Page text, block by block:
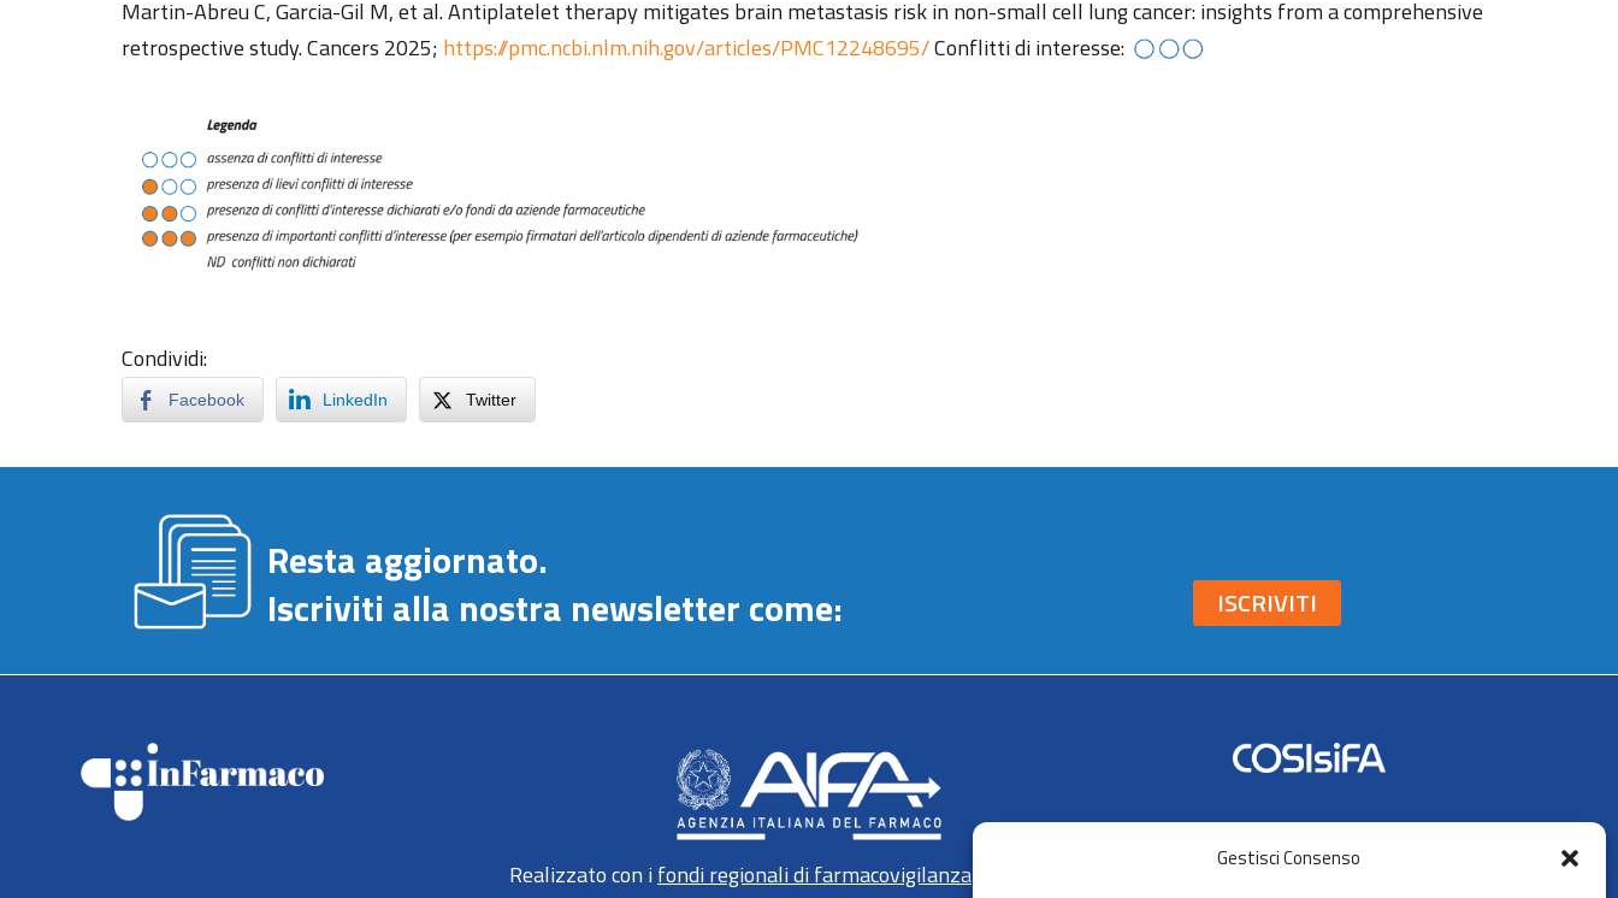
Gestisci Consenso
Martin-Abreu C, Garcia-Gil M, et al. Antiplatelet therapy mitigates brain metastasis risk in non-small cell lung cancer: insights from a comprehensive
retrospective study. Cancers 2025; https://pmc.ncbi.nlm.nih.gov/articles/PMC12248695/Conflitti di interesse:
Condividi:
Facebook LinkedIn Twitter
Resta aggiornato.
Iscriviti alla nostra newsletter come:
ISCRIVITI
Realizzato con ifondi regionali di farmacovigilanzagestiti da AIFA
Seguici su: